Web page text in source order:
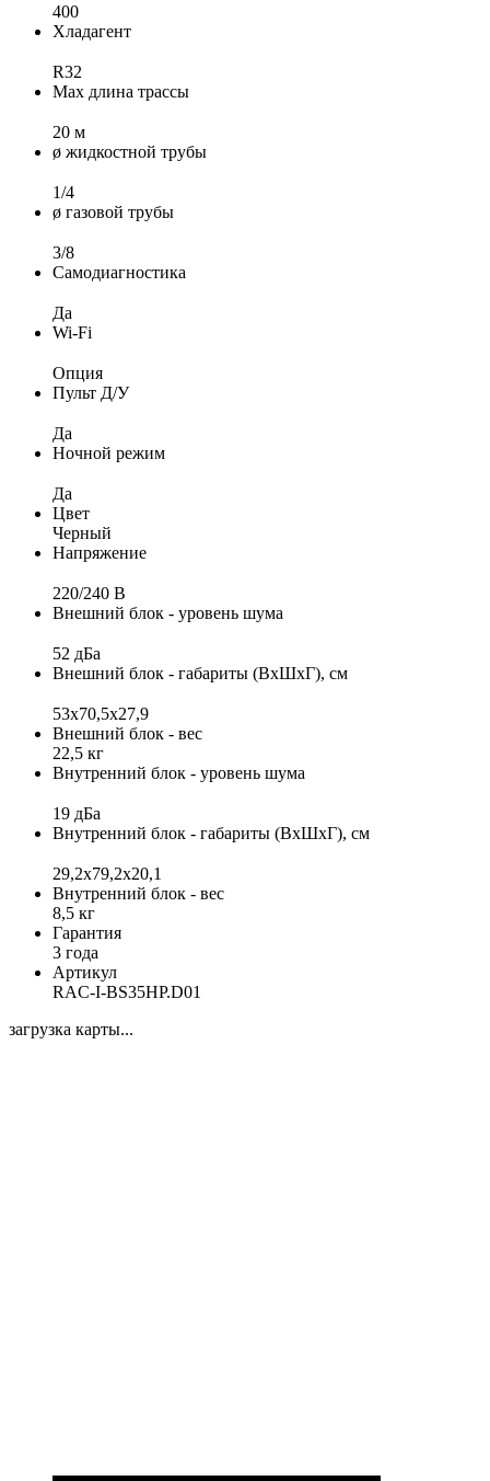
400
Хладагент
R32
Max длина трассы
20 м
ø жидкостной трубы
1/4
ø газовой трубы
3/8
Самодиагностика
Да
Wi-Fi
Опция
Пульт Д/У
Да
Ночной режим
Да
Цвет
Черный
Напряжение
220/240 B
Внешний блок - уровень шума
52 дБа
Внешний блок - габариты (ВхШхГ), см
53x70,5x27,9
Внешний блок - вес
22,5 кг
Внутренний блок - уровень шума
19 дБа
Внутренний блок - габариты (ВхШхГ), см
29,2х79,2х20,1
Внутренний блок - вес
8,5 кг
Гарантия
3 года
Артикул
RAC-I-BS35HP.D01
загрузка карты...